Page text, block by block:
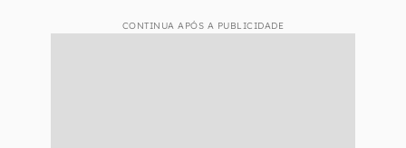
CONTINUA APÓS A PUBLICIDADE